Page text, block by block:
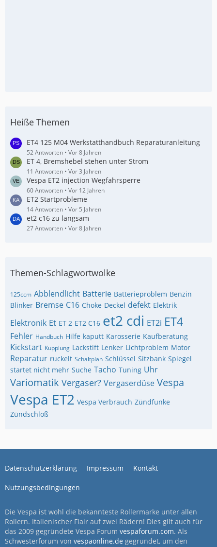
Heiße Themen
ET4 125 M04 Werkstatthandbuch Reparaturanleitung
52 Antworten Vor 8 Jahren
ET 4, Bremshebel stehen unter Strom
11 Antworten Vor 3 Jahren
Vespa ET2 injection Wegfahrsperre
60 Antworten Vor 12 Jahren
ET2 Startprobleme
14 Antworten Vor 5 Jahren
et2 c16 zu langsam
27 Antworten Vor 8 Jahren
Themen-Schlagwortwolke
125ccm Abblendlicht Batterie Batterieproblem Benzin
Blinker Bremse C16 Choke Deckel defekt Elektrik
Elektronik Et ET 2 ET2 C16 et2 cdi ET2i ET4
Fehler Handbuch Hilfe kaputt Karosserie Kaufberatung
Kickstart Kupplung Lackstift Lenker Lichtproblem Motor
Reparatur ruckelt Schaltplan Schlüssel Sitzbank Spiegel
startet nicht mehr Suche Tacho Tuning Uhr
Variomatik Vergaser? Vergaserdüse Vespa
Vespa ET2 Vespa Verbrauch Zündfunke
Zündschloß
Datenschutzerklärung Impressum Kontakt
Nutzungsbedingungen
Die Vespa ist wohl die bekannteste Rollermarke unter allen
Rollern. Italienischer Flair auf zwei Rädern! Dies gilt auch für
das 2009 gegründete Vespa Forum vespaforum.com. Als
Schwesterforum von vespaonline.de gegründet, um den